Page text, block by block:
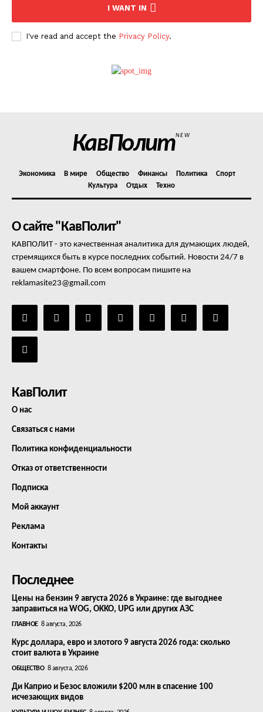
Подписка
I WANT IN
I've read and accept the Privacy Policy.
КавПолитNEW
Экономика В мире Общество Финансы Политика
Спорт
Культура
Отдых Техно
О сайте "КавПолит"
КАВПОЛИТ - это качественная аналитика для думающих людей,
стремящихся быть в курсе последних событий. Новости 24/7 в
вашем смартфоне. По всем вопросам пишите на
reklamasite23@gmail.com
КавПолит
О нас
Связаться с нами
Политика конфиденциальности
Отказ от ответственности
Подписка
Мой аккаунт
Реклама
Контакты
Последнее
Цены на бензин 9 августа 2026 в Украине: где выгоднее
заправиться на WOG, OKKO, UPG или других АЗС
ГЛАВНОЕ 8 августа, 2026
Курс доллара, евро и злотого 9 августа 2026 года: сколько
стоит валюта в Украине
ОБЩЕСТВО 8 августа, 2026
Ди Каприо и Безос вложили $200 млн в спасение 100
исчезающих видов